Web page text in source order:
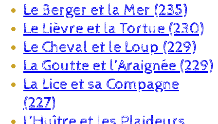
Le Berger et la Mer (235)
Le Lièvre et la Tortue (230)
Le Cheval et le Loup (229)
La Goutte et l’Araignée (229)
La Lice et sa Compagne
(227)